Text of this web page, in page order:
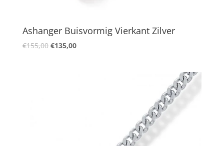
Ashanger Buisvormig Vierkant Zilver
€155,00 Oorspronkelijke
€135,00Huidige